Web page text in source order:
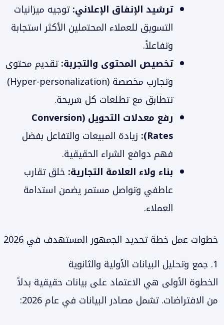
ترشيد الإنفاق الإعلاني:توجيه ميزانيات
التسويق للعملاء المحتملين الأكثر استجابة
وتفاعلاً.
تخصيص المحتوى والتجربة:تقديم محتوى
وتجارب مخصصة (Hyper-personalization)
تتطابق مع تطلعات كل شريحة.
رفع معدلات التحويل (Conversion
Rates):
زيادة المبيعات والتفاعل بفضل
فهم دوافع الشراء الحقيقية.
بناء ولاء العلامة التجارية: خلق تقارب
عاطفي وتواصل مستمر يضمن استدامة
العملاء.
خطوات عمل خطة تحديد الجمهور المستهدف في 2026
1. جمع وتحليل البيانات الأولية والثانوية
الخطوة الأولى هي الاعتماد على بيانات حقيقية بدلاً
من الافتراضات. تشمل مصادر البيانات في عام 2026: